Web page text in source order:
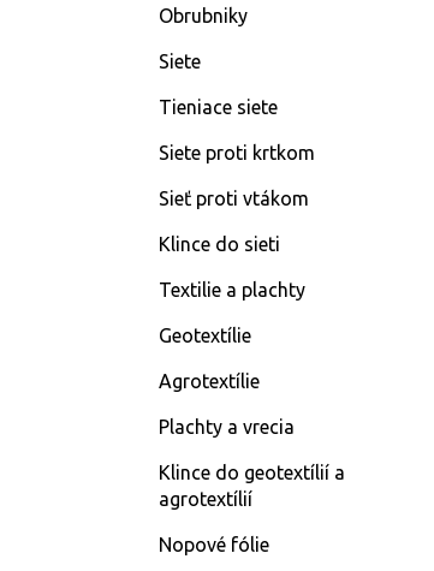
Obrubniky
Siete
Tieniace siete
Siete proti krtkom
Sieť proti vtákom
Klince do sieti
Textilie a plachty
Geotextílie
Agrotextílie
Plachty a vrecia
Klince do geotextílií a
agrotextílií
Nopové fólie